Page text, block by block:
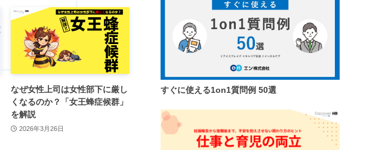
なぜ女性上司は女性部下に厳し
くなるのか？「女王蜂症候群」
を解説
2026年3月26日
すぐに使える1on1質問例 50選